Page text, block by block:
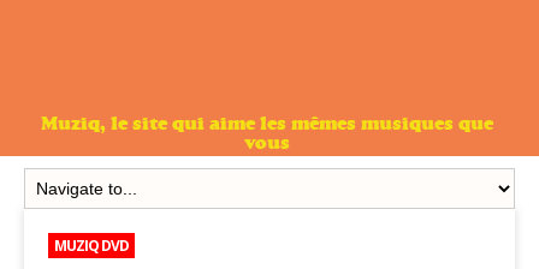
Muziq, le site qui aime les mêmes musiques que
vous
MUZIQ DVD